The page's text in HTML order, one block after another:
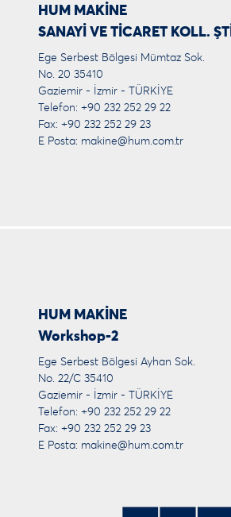
HUM MAKİNE
SANAYİ VE TİCARET KOLL. ŞTİ
Ege Serbest Bölgesi Mümtaz Sok.
No. 20 35410
Gaziemir - İzmir - TÜRKİYE
Telefon: +90 232 252 29 22
Fax: +90 232 252 29 23
E Posta: makine@hum.com.tr
HUM MAKİNE
Workshop-2
Ege Serbest Bölgesi Ayhan Sok.
No. 22/C 35410
Gaziemir - İzmir - TÜRKİYE
Telefon: +90 232 252 29 22
Fax: +90 232 252 29 23
E Posta: makine@hum.com.tr